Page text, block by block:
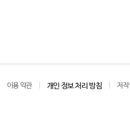
이용 약관 개인 정보 처리 방침 저